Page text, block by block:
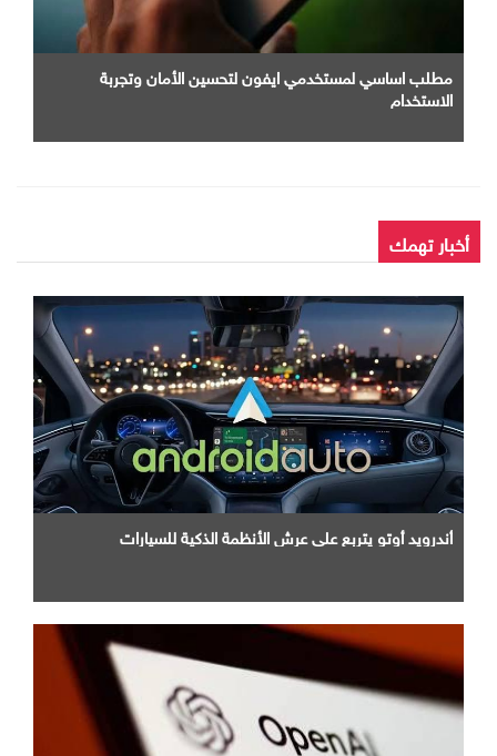
مطلب اساسي لمستخدمي ايفون لتحسين الأمان وتجربة
الاستخدام
أخبار تهمك
أندرويد أوتو يتربع علي عرش الأنظمة الذكية للسيارات